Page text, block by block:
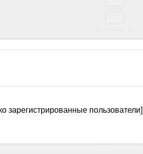
зарегистрированные пользователи]